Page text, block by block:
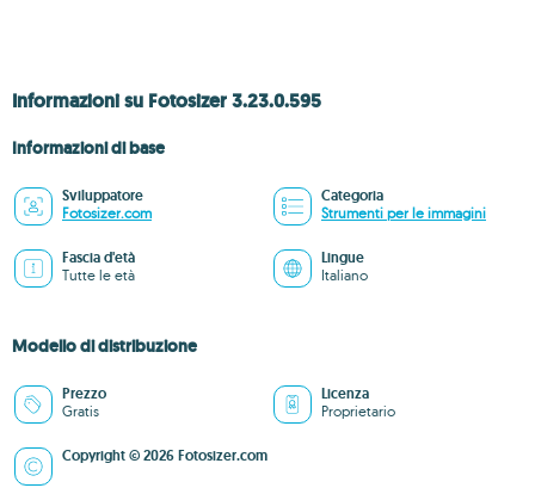
Informazioni su Fotosizer 3.23.0.595
Informazioni di base
Sviluppatore
Fotosizer.com
Categoria
Strumenti per le immagini
Fascia d'età
Tutte le età
Lingue
Italiano
Modello di distribuzione
Prezzo
Gratis
Licenza
Proprietario
Copyright © 2026 Fotosizer.com